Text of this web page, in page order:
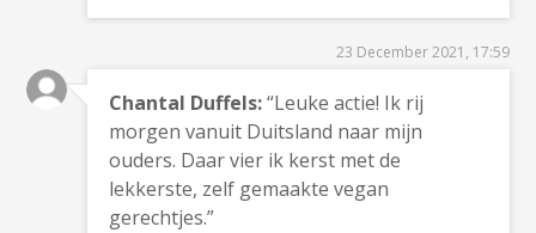
23 December 2021, 17:59
Chantal Duffels:“Leuke actie! Ik rij
morgen vanuit Duitsland naar mijn
ouders. Daar vier ik kerst met de
lekkerste, zelf gemaakte vegan
gerechtjes.”